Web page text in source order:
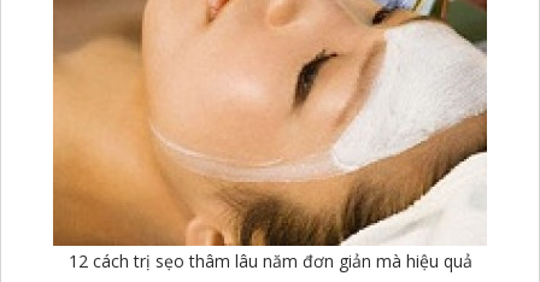
12 cách trị sẹo thâm lâu năm đơn giản mà hiệu quả